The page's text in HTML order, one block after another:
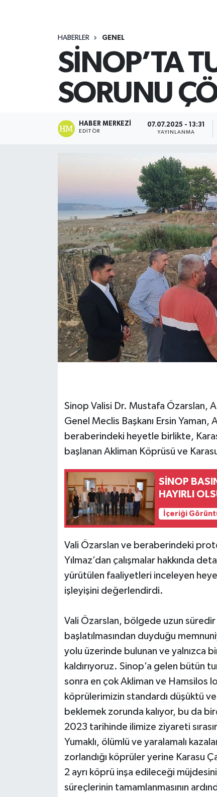
HABERLER GENEL
SİNOP’TA
SORUNU
HABER MERKEZI
EDITÖR
07.07.2025 - 13:31
YAYINLANMA
Sinop Valisi Dr. Mustafa Özarslan,
Genel Meclis Başkanı Ersin Yaman,
beraberindeki heyetle birlikte,
başlanan Akliman Köprüsü ve
SİNOP
HAYIRLI
İçeriği
Vali Özarslan ve beraberindeki
Yılmaz’dan çalışmalar hakkında
yürütülen faaliyetleri inceleyen
işleyişini değerlendirdi.
Vali Özarslan, bölgede uzun süredir
başlatılmasından duyduğu
yolu üzerinde bulunan ve yalnızca
kaldırıyoruz. Sinop’a gelen bütün
sonra en çok Akliman ve Hamsilos
köprülerimizin standardı düşüktü
beklemek zorunda kalıyor, bu da
2023 tarihinde ilimize ziyareti
Yumaklı, ölümlü ve yaralamalı
zorlandığı köprüler yerine Karasu
2 ayrı köprü inşa edileceği
süreçlerinin tamamlanmasının